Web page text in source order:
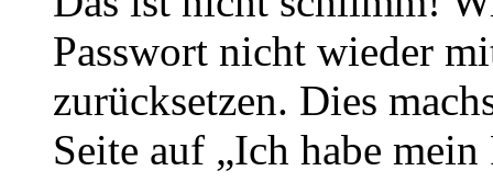
Passwort nicht wieder
zurücksetzen. Dies
Seite auf „Ich habe